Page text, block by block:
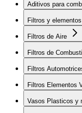
Aditivos para
Filtros y
Filtros de Aire
Filtros de
Filtros
Vasos Plasticos y